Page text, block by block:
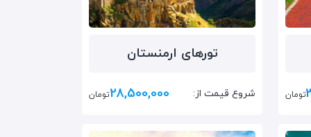
تومان
تور‌های ارمنستان
شروع قیمت از: 28,500,000تومان